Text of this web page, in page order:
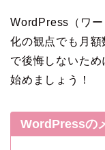
WordPress（ワ
化の観点でも月
で後悔しないた
始めましょう！
WordPressの